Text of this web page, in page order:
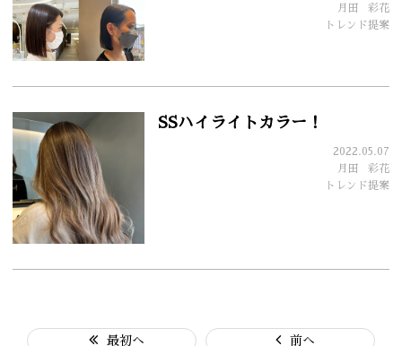
月田
彩花
トレンド提案
SSハイライトカラー！
2022.05.07
月田
彩花
トレンド提案
最初へ 前へ